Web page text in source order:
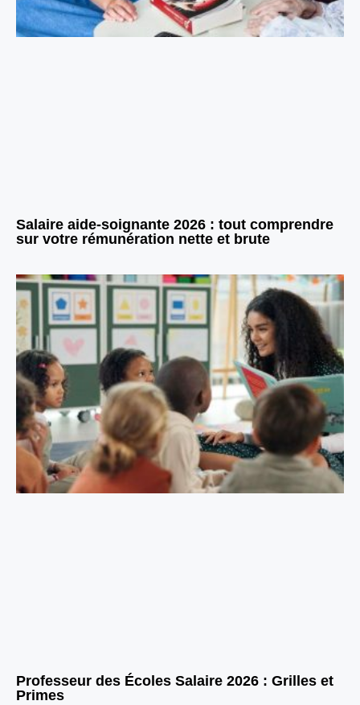
Salaire aide-soignante 2026 : tout comprendre
sur votre rémunération nette et brute
Professeur des Écoles Salaire 2026 : Grilles et
Primes